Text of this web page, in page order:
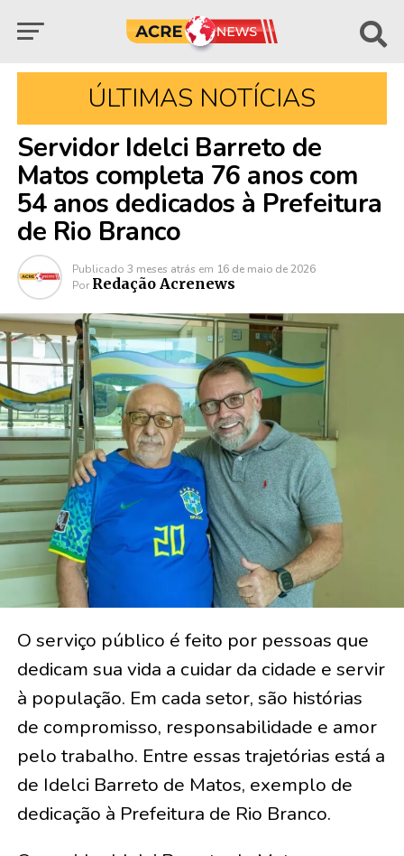
ÚLTIMAS NOTÍCIAS
Servidor Idelci Barreto de
Matos completa 76 anos com
54 anos dedicados à Prefeitura
de Rio Branco
Publicado 3 meses atrás em 16 de maio de 2026
Por Redação Acrenews
O serviço público é feito por pessoas que
dedicam sua vida a cuidar da cidade e servir
à população. Em cada setor, são histórias
de compromisso, responsabilidade e amor
pelo trabalho. Entre essas trajetórias está a
de Idelci Barreto de Matos, exemplo de
dedicação à Prefeitura de Rio Branco.